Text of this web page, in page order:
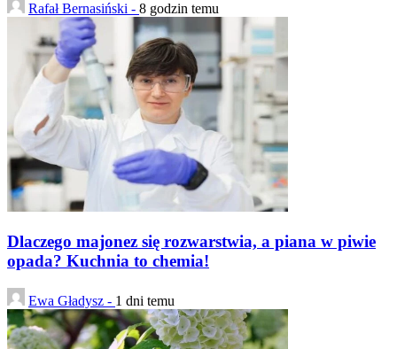
Rafał Bernasiński - 8 godzin temu
Dlaczego majonez się rozwarstwia, a piana w piwie
opada? Kuchnia to chemia!
Ewa Gładysz - 1 dni temu